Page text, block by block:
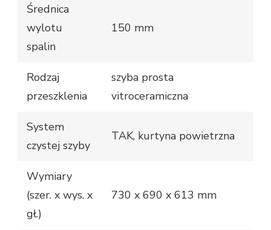
Średnica
wylotu
spalin
150 mm
Rodzaj
przeszklenia
szyba prosta
vitroceramiczna
System
czystej szyby
TAK, kurtyna powietrzna
Wymiary
(szer. x wys. x
gł.)
730 x 690 x 613 mm